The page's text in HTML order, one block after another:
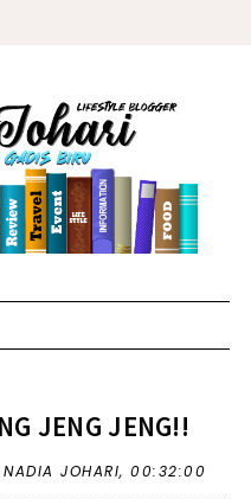
JENG JENG!!
NADIA JOHARI,00:32:00